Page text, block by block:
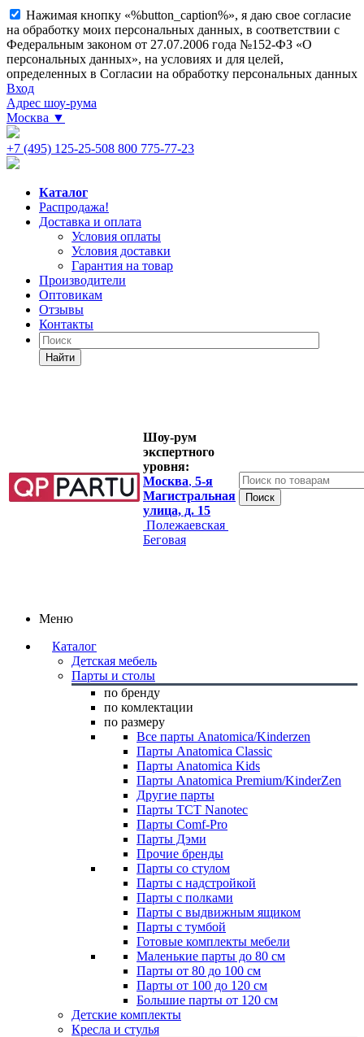
Нажимая кнопку «%button_caption%», я даю свое согласие
на обработку моих персональных данных, в соответствии с
Федеральным законом от 27.07.2006 года №152-ФЗ «О
персональных данных», на условиях и для целей,
определенных в Согласии на обработку персональных данных
Вход
Адрес шоу-рума
Москва ▼
+7 (495) 125-25-508 800 775-77-23
Каталог
Распродажа!
Доставка и оплата
Условия оплаты
Условия доставки
Гарантия на товар
Производители
Оптовикам
Отзывы
Контакты
Найти
Шоу-рум
экспертного
уровня:
Москва, 5-я
Магистральная
улица, д. 15
Полежаевская
Беговая
Меню
Каталог
Детская мебель
Парты и столы
по бренду
по комлектации
по размеру
Все парты Anatomica/Kinderzen
Парты Anatomica Classic
Парты Anatomica Kids
Парты Anatomica Premium/KinderZen
Другие парты
Парты TCT Nanotec
Парты Comf-Pro
Парты Дэми
Прочие бренды
Парты со стулом
Парты с надстройкой
Парты с полками
Парты с выдвижным ящиком
Парты с тумбой
Готовые комплекты мебели
Маленькие парты до 80 см
Парты от 80 до 100 см
Парты от 100 до 120 см
Большие парты от 120 см
Детские комплекты
Кресла и стулья